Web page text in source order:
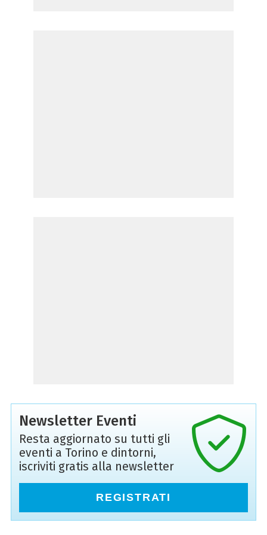
Newsletter Eventi
Resta aggiornato su tutti gli
eventi a Torino e dintorni,
iscriviti gratis alla newsletter
REGISTRATI